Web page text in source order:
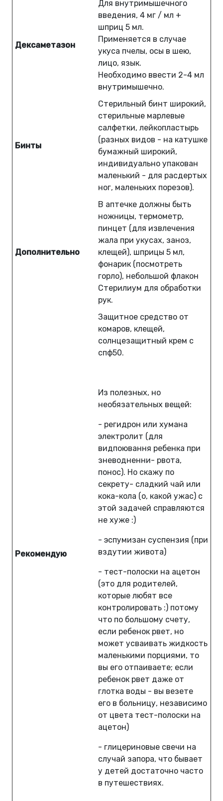
Дексаметазон
Для внутримышечного
введения, 4 мг / мл +
шприц 5 мл.
Применяется в случае
укуса пчелы, осы в шею,
лицо, язык.
Необходимо ввести 2-4 мл
внутримышечно.
Бинты
Стерильный бинт широкий,
стерильные марлевые
салфетки, лейкопластырь
(разных видов - на катушке
бумажный широкий,
индивидуально упакован
маленький - для расдертых
ног, маленьких порезов).
Дополнительно
В аптечке должны быть
ножницы, термометр,
пинцет (для извлечения
жала при укусах, заноз,
клещей), шприцы 5 мл,
фонарик (посмотреть
горло), небольшой флакон
Стерилиум для обработки
рук.
Рекомендую
Защитное средство от
комаров, клещей,
солнцезащитный крем с
спф50.
Из полезных, но
необязательных вещей:
- регидрон или хумана
электролит (для
видпоювання ребенка при
зневодненни- рвота,
понос). Но скажу по
секрету- сладкий чай или
кока-кола (о, какой ужас) с
этой задачей справляются
не хуже :)
- эспумизан суспензия (при
вздутии живота)
- тест-полоски на ацетон
(это для родителей,
которые любят все
контролировать :) потому
что по большому счету,
если ребенок рвет, но
может усваивать жидкость
маленькими порциями, то
вы его отпаиваете; если
ребенок рвет даже от
глотка воды - вы везете
его в больницу, независимо
от цвета тест-полоски на
ацетон)
- глицериновые свечи на
случай запора, что бывает
у детей достаточно часто
в путешествиях.